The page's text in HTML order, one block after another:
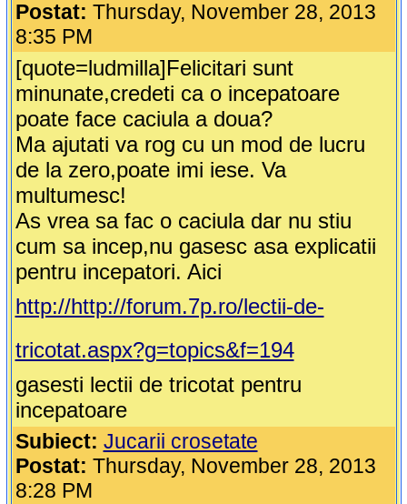
Postat: Thursday, November 28, 2013
8:35 PM
[quote=ludmilla]Felicitari sunt
minunate,credeti ca o incepatoare
poate face caciula a doua?
Ma ajutati va rog cu un mod de lucru
de la zero,poate imi iese. Va
multumesc!
As vrea sa fac o caciula dar nu stiu
cum sa incep,nu gasesc asa explicatii
pentru incepatori. Aici
http://http://forum.7p.ro/lectii-de-
tricotat.aspx?g=topics&f=194
gasesti lectii de tricotat pentru
incepatoare
Subiect: Jucarii crosetate
Postat: Thursday, November 28, 2013
8:28 PM